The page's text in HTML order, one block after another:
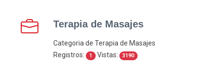
Terapia de Masajes
Categoria de Terapia de Masajes
Registros:
1 Vistas: 3190